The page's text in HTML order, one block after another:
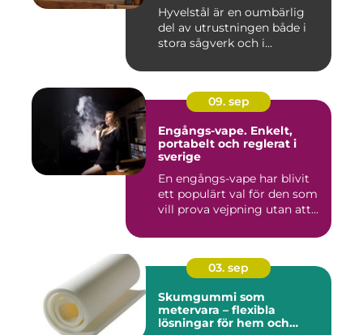
Hyvelstål är en oumbärlig
del av utrustningen både i
stora sågverk och i...
09. sep
Engångs-vape. Enkelt,
portabelt och reglerat i
sverige
En engångs-vape har blivit
ett populärt val för den som
vill prova vejpning utan att...
03. sep
Skumgummi som
metervara – flexibla
lösningar för hem och